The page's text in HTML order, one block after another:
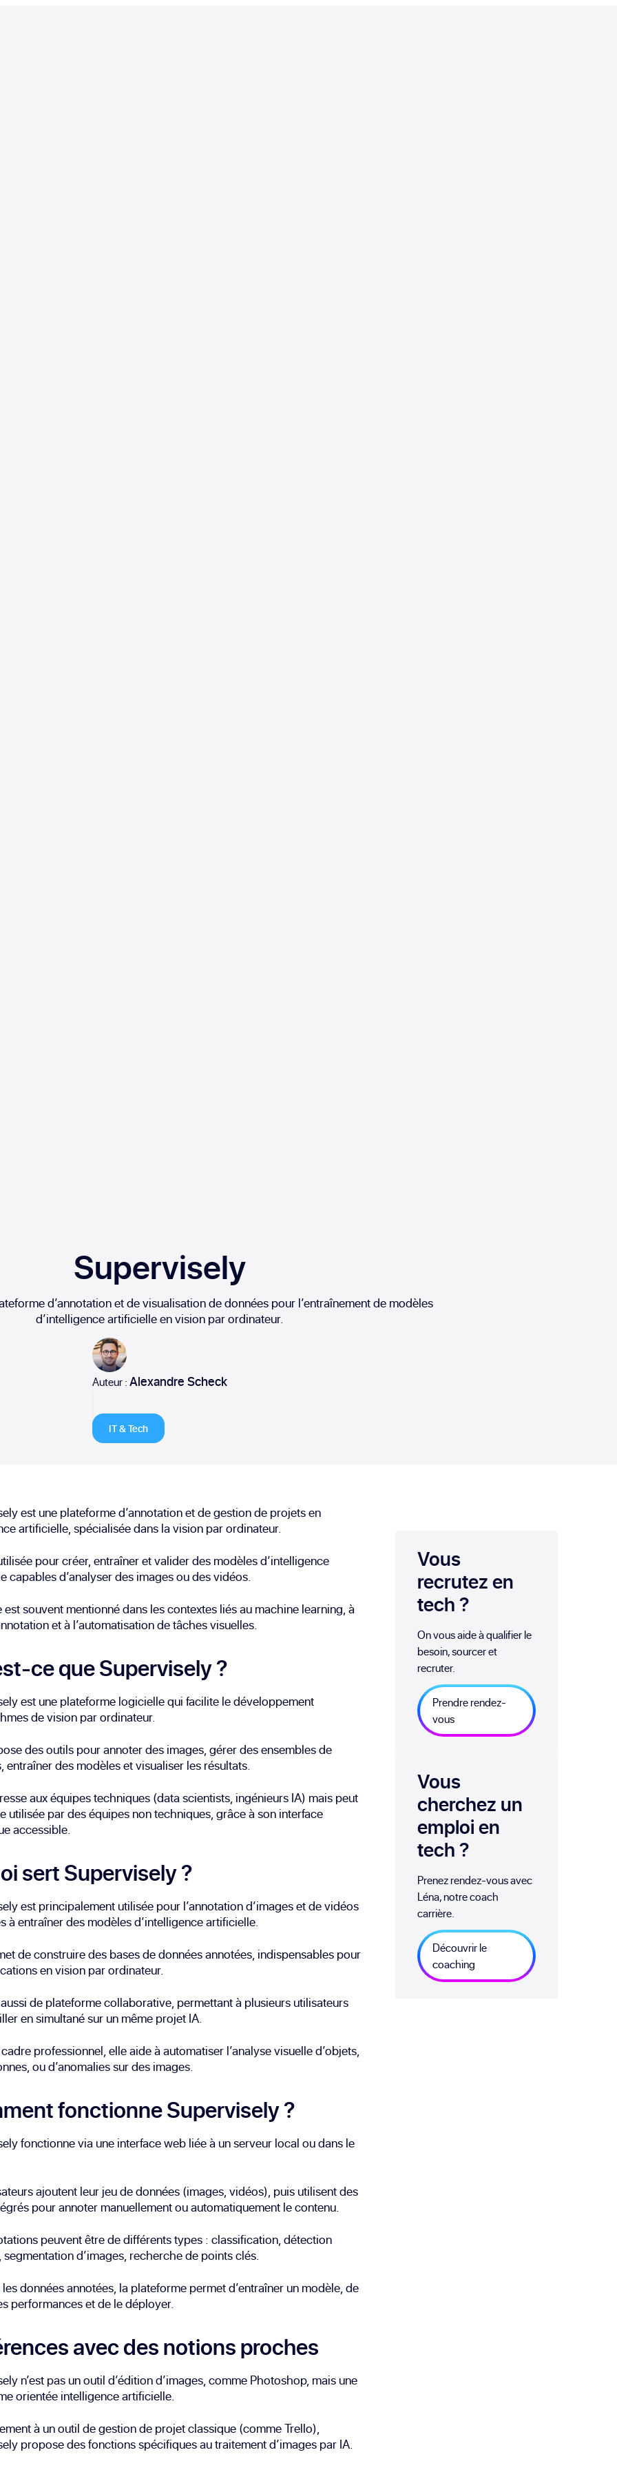
Supervisely
d’annotation et de visualisation de données pour l’entraînement de modèles
d’intelligence artificielle en vision par ordinateur.
Auteur :Alexandre Scheck
IT & Tech
est une plateforme d’annotation et de gestion de projets en
artificielle, spécialisée dans la vision par ordinateur.
pour créer, entraîner et valider des modèles d’intelligence
capables d’analyser des images ou des vidéos.
est souvent mentionné dans les contextes liés au machine learning, à
et à l’automatisation de tâches visuelles.
ce que Supervisely ?
est une plateforme logicielle qui facilite le développement
de vision par ordinateur.
des outils pour annoter des images, gérer des ensembles de
entraîner des modèles et visualiser les résultats.
aux équipes techniques (data scientists, ingénieurs IA) mais peut
utilisée par des équipes non techniques, grâce à son interface
accessible.
sert Supervisely ?
est principalement utilisée pour l’annotation d’images et de vidéos
à entraîner des modèles d’intelligence artificielle.
de construire des bases de données annotées, indispensables pour
en vision par ordinateur.
de plateforme collaborative, permettant à plusieurs utilisateurs
en simultané sur un même projet IA.
professionnel, elle aide à automatiser l’analyse visuelle d’objets,
ou d’anomalies sur des images.
fonctionne Supervisely ?
fonctionne via une interface web liée à un serveur local ou dans le
ajoutent leur jeu de données (images, vidéos), puis utilisent des
pour annoter manuellement ou automatiquement le contenu.
peuvent être de différents types : classification, détection
segmentation d’images, recherche de points clés.
données annotées, la plateforme permet d’entraîner un modèle, de
performances et de le déployer.
avec des notions proches
n’est pas un outil d’édition d’images, comme Photoshop, mais une
orientée intelligence artificielle.
à un outil de gestion de projet classique (comme Trello),
propose des fonctions spécifiques au traitement d’images par IA.
Vous
recrutez en
tech?
On vous aide à qualifier le
besoin, sourcer et
recruter.
Prendre rendez-
vous
Vous
cherchez un
emploien
tech?
Prenez rendez-vous avec
Léna, notre coach
carrière.
Découvrir le
coaching